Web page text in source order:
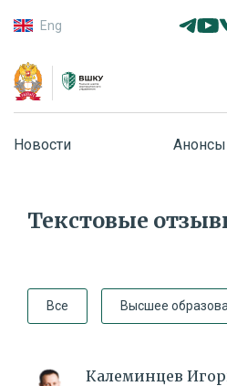
Eng
Новости Анонсы
Текстовые
Все Высшее
Калеминцев